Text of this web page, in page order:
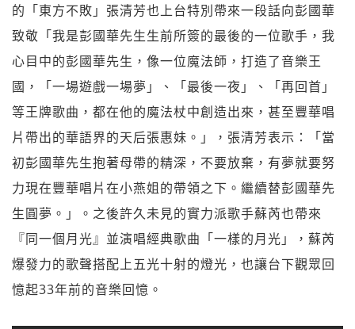
的「東方不敗」張清芳也上台特別帶來一段話向彭國華
致敬「我是彭國華先生生前所簽的最後的一位歌手， 我
心目中的彭國華先生，像一位魔法師，打造了音樂王
國，「一場遊戲一場夢」、「最後一夜」、「再回首」
等王牌歌曲， 都在他的魔法杖中創造出來， 甚至豐華唱
片帶出的華語界的天后張惠妹。」，張清芳表示：「當
初彭國華先生抱著母帶的精深，不要放棄， 有夢就要努
力現在豐華唱片在小燕姐的帶領之下。 繼續替彭國華先
生圓夢。」。之後許久未見的實力派歌手蘇芮也帶來
『同一個月光』並演唱經典歌曲「一樣的月光」，蘇芮
爆發力的歌聲搭配上五光十射的燈光，也讓台下觀眾回
憶起33年前的音樂回憶。